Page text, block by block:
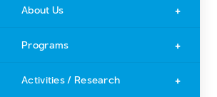
About Us
Programs
Activities / Research